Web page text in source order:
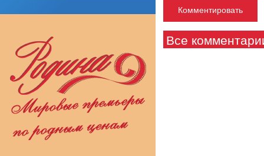
Все